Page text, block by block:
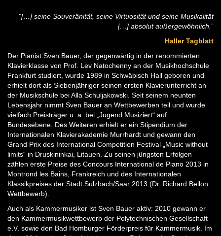
”[…] seine Souveränität, seine Virtuosität und seine Musikalität
[…] absolut außergewöhnlich. ”
Haller Tagblatt
Der Pianist Sven Bauer, der gegenwärtig in der renommierten
Klavierklasse von Prof. Lev Natochenny an der Musikhochschule
Frankfurt studiert, wurde 1989 in Schwäbisch Hall geboren und
erhielt dort als Siebenjähriger seinen ersten Klavierunterricht an
der Musikschule bei Alla Schuljakowski. Seit seinem neunten
Lebensjahr nimmt Sven Bauer an Wettbewerben teil und wurde
vielfach Preisträger u. a. bei „Jugend Musiziert“ auf
Bundesebene. Des Weiteren erhielt er ein Stipendium der
Internationalen Klavierakademie Murrhardt und gewann den
Grand Prix des International Competition Festival „Music without
limits“ in Druskininkai, Litauen. Zu seinen jüngsten Erfolgen
zählen erste Preise des Concours International de Piano 2013 in
Montrond les Bains, Frankreich und des Internationalen
Klassikpreises der Stadt Sulzbach/Saar 2013 (Dr. Richard Bellon
Wettbewerb).
Auch als Kammermusiker ist Sven Bauer aktiv: 2010 gewann er
den Kammermusikwettbewerb der Polytechnischen Gesellschaft
e.V. sowie den Bad Homburger Förderpreis für Kammermusik. Im